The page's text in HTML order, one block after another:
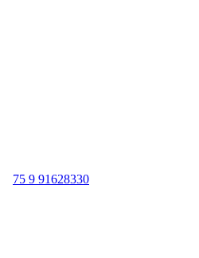
75 9 91628330